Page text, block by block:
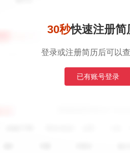
30秒快速注册简
登录或注册简历后可以
已有账号登录